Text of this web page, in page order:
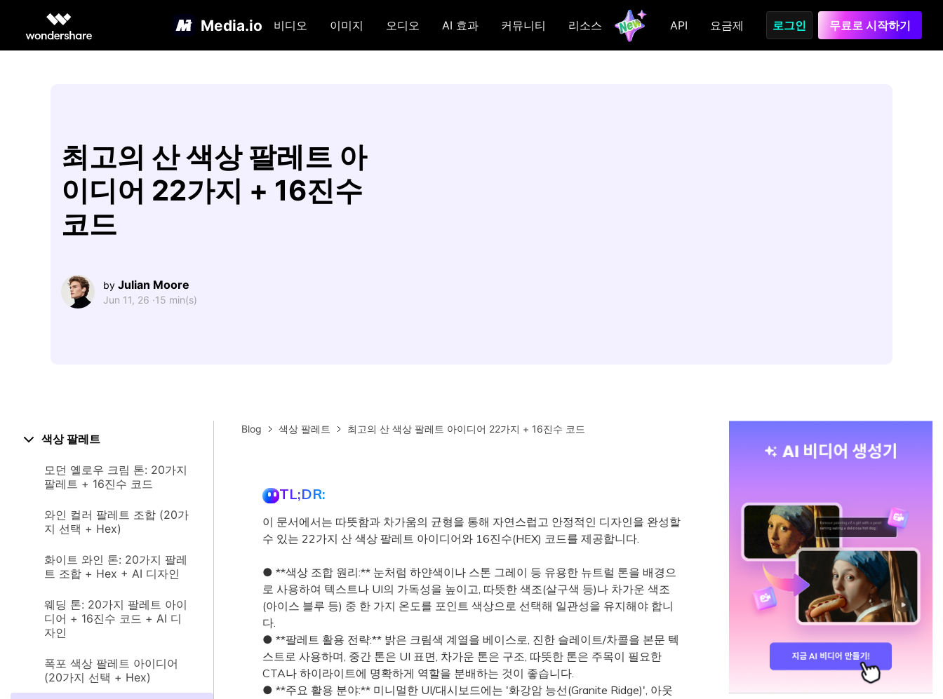
Media.io 비디오 이미지 오디오 AI 효과 커뮤니티 리소스 API 요금제 로그인 무료로 시작하기
최고의 산 색상 팔레트 아
이디어 22가지 + 16진수
코드
by Julian Moore
Jun 11, 26 ·15 min(s)
색상 팔레트
모던 옐로우 크림 톤: 20가지
팔레트 + 16진수 코드
와인 컬러 팔레트 조합 (20가
지 선택 + Hex)
화이트 와인 톤: 20가지 팔레
트 조합 + Hex + AI 디자인
웨딩 톤: 20가지 팔레트 아이
디어 + 16진수 코드 + AI 디
자인
폭포 색상 팔레트 아이디어
(20가지 선택 + Hex)
Blog 색상 팔레트 최고의 산 색상 팔레트 아이디어 22가지 + 16진수 코드
TL;DR:
이 문서에서는 따뜻함과 차가움의 균형을 통해 자연스럽고 안정적인 디자인을 완성할
수 있는 22가지 산 색상 팔레트 아이디어와 16진수(HEX) 코드를 제공합니다.
● **색상 조합 원리:** 눈처럼 하얀색이나 스톤 그레이 등 유용한 뉴트럴 톤을 배경으
로 사용하여 텍스트나 UI의 가독성을 높이고, 따뜻한 색조(살구색 등)나 차가운 색조
(아이스 블루 등) 중 한 가지 온도를 포인트 색상으로 선택해 일관성을 유지해야 합니
다.
● **팔레트 활용 전략:** 밝은 크림색 계열을 베이스로, 진한 슬레이트/차콜을 본문 텍
스트로 사용하며, 중간 톤은 UI 표면, 차가운 톤은 구조, 따뜻한 톤은 주목이 필요한
CTA나 하이라이트에 명확하게 역할을 분배하는 것이 좋습니다.
● **주요 활용 분야:** 미니멀한 UI/대시보드에는 '화강암 능선(Granite Ridge)', 아웃